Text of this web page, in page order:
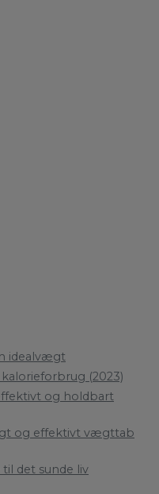
idealvægt
(2023)
og holdbart
og effektivt vægttab
det sunde liv